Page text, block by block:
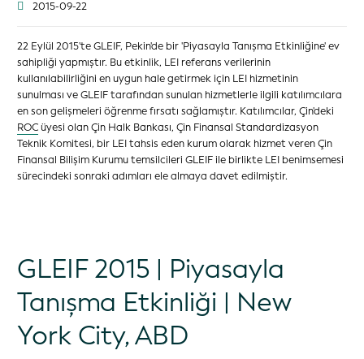
2015-09-22
22 Eylül 2015'te GLEIF, Pekin'de bir 'Piyasayla Tanışma Etkinliğine' ev
sahipliği yapmıştır. Bu etkinlik, LEI referans verilerinin
kullanılabilirliğini en uygun hale getirmek için LEI hizmetinin
sunulması ve GLEIF tarafından sunulan hizmetlerle ilgili katılımcılara
en son gelişmeleri öğrenme fırsatı sağlamıştır. Katılımcılar, Çin'deki
ROCüyesi olan Çin Halk Bankası, Çin Finansal Standardizasyon
Teknik Komitesi, bir LEI tahsis eden kurum olarak hizmet veren Çin
Finansal Bilişim Kurumu temsilcileri GLEIF ile birlikte LEI benimsemesi
sürecindeki sonraki adımları ele almaya davet edilmiştir.
GLEIF 2015 | Piyasayla
Tanışma Etkinliği | New
York City, ABD